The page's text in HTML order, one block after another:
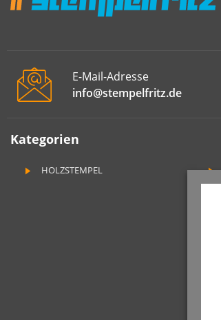
E-Mail-Adresse
info@stempelfritz.de
Kategorien
HOLZSTEMPEL